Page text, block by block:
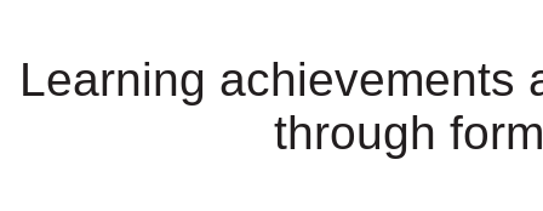
Learning achievements
through